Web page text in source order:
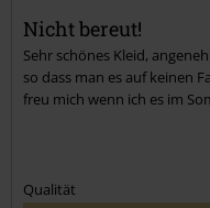
Kommentar jetzt
Nicht bereut!
Sehr schönes Kleid,
so dass man es auf keinen
freu mich wenn ich es im
Qualität